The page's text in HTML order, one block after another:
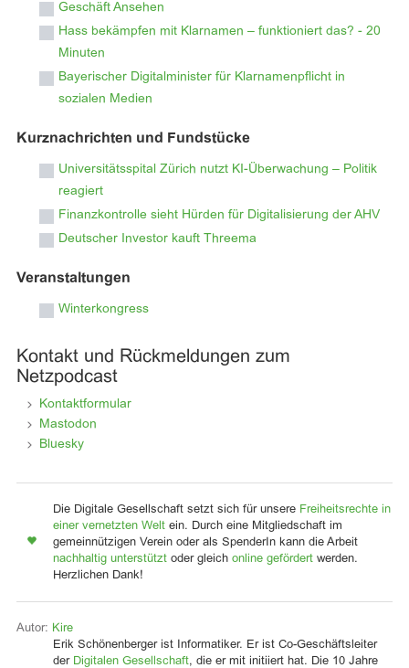
Geschäft Ansehen
Hass bekämpfen mit Klarnamen – funktioniert das? - 20
Minuten
Bayerischer Digitalminister für Klarnamenpflicht in
sozialen Medien
Kurznachrichten und Fundstücke
Universitätsspital Zürich nutzt KI-Überwachung – Politik
reagiert
Finanzkontrolle sieht Hürden für Digitalisierung der AHV
Deutscher Investor kauft Threema
Veranstaltungen
Winterkongress
Kontakt und Rückmeldungen zum
Netzpodcast
Kontaktformular
Mastodon
Bluesky
Die Digitale Gesellschaft setzt sich für unsere Freiheitsrechte in
einer vernetzten Welt ein. Durch eine Mitgliedschaft im
gemeinnützigen Verein oder als SpenderIn kann die Arbeit
nachhaltig unterstützt oder gleich online gefördert werden.
Herzlichen Dank!
Autor: Kire
Erik Schönenberger ist Informatiker. Er ist Co-Geschäftsleiter
der Digitalen Gesellschaft, die er mit initiiert hat. Die 10 Jahre